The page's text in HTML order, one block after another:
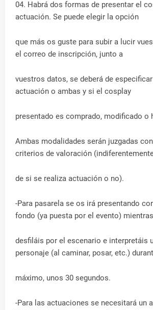
04. Habrá dos formas de presentar el
actuación. Se puede elegir la opción
que más os guste para subir a lucir
el correo de inscripción, junto a
vuestros datos, se deberá de
actuación o ambas y si el cosplay
presentado es comprado, modificado o
Ambas modalidades serán juzgadas
criterios de valoración
de si se realiza actuación o no).
-Para pasarela se os irá presentando
fondo (ya puesta por el evento) mientras
desfiláis por el escenario e interpretáis
personaje (al caminar, posar, etc.)
máximo, unos 30 segundos.
-Para las actuaciones se necesitará un